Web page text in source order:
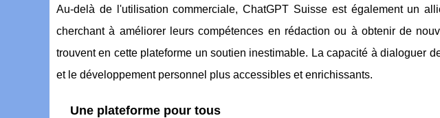
Au-delà de l'utilisation commerciale, ChatGPT Suisse est également un
cherchant à améliorer leurs compétences en rédaction ou à obtenir de
trouvent en cette plateforme un soutien inestimable. La capacité à dialoguer
et le développement personnel plus accessibles et enrichissants.
Une plateforme pour tous